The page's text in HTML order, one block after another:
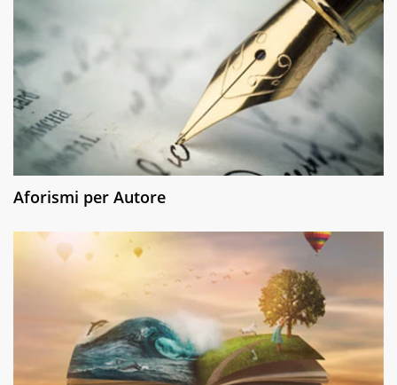
Aforismi per Autore